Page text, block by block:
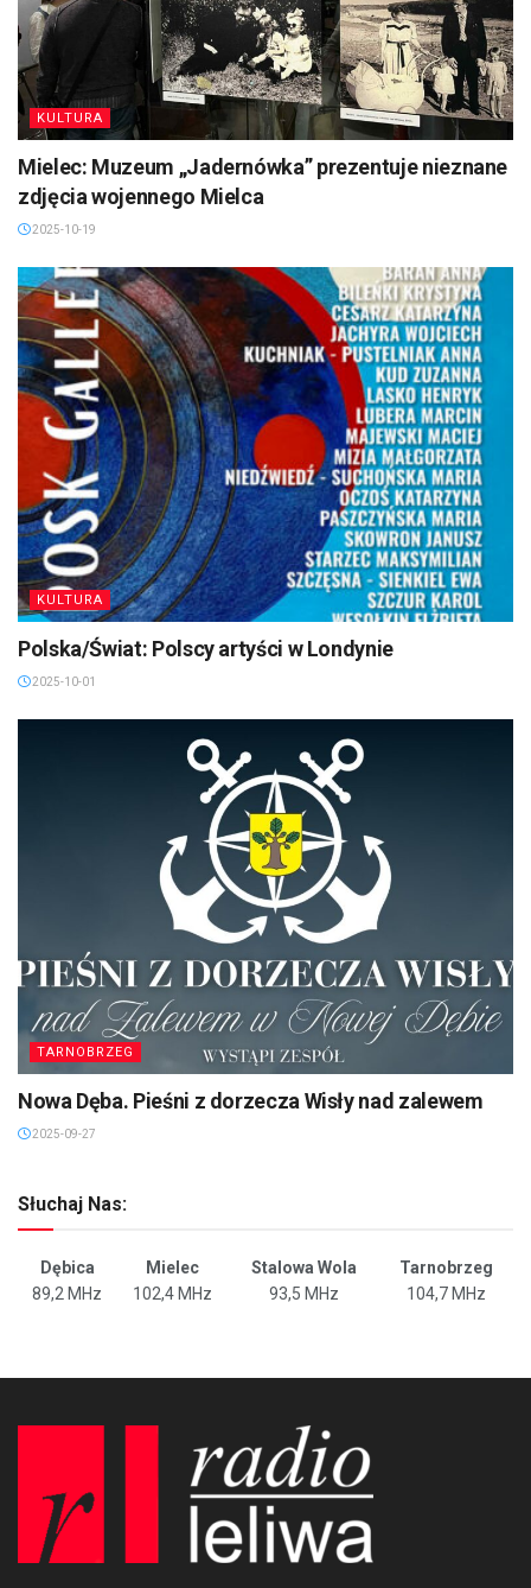
KULTURA
Mielec: Muzeum „Jadernówka” prezentuje nieznane
zdjęcia wojennego Mielca
2025-10-19
KULTURA
Polska/Świat: Polscy artyści w Londynie
2025-10-01
TARNOBRZEG
Nowa Dęba. Pieśni z dorzecza Wisły nad zalewem
2025-09-27
Słuchaj Nas:
Dębica Mielec Stalowa Wola
Tarnobrzeg
89,2 MHz
102,4 MHz 93,5 MHz 104,7 MHz